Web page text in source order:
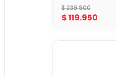
$239.900
$119.950